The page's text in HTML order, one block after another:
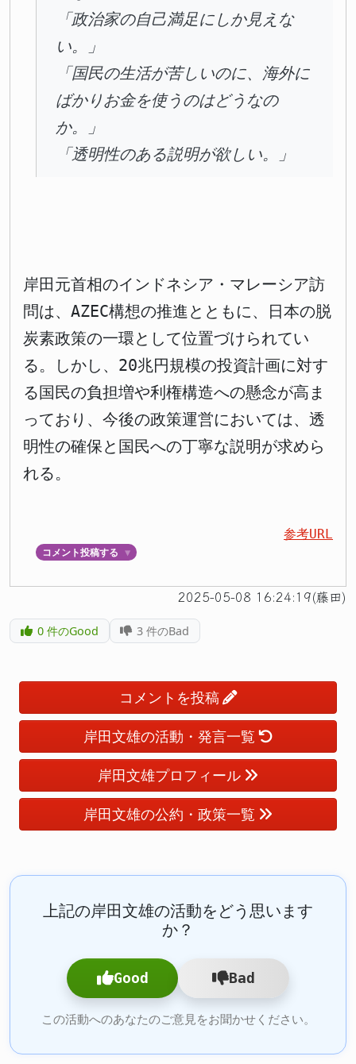
「政治家の自己満足にしか見えな
い。」
「国民の生活が苦しいのに、海外に
ばかりお金を使うのはどうなの
か。」
「透明性のある説明が欲しい。」
岸田元首相のインドネシア・マレーシア訪
問は、AZEC構想の推進とともに、日本の脱
炭素政策の一環として位置づけられてい
る。しかし、20兆円規模の投資計画に対す
る国民の負担増や利権構造への懸念が高ま
っており、今後の政策運営においては、透
明性の確保と国民への丁寧な説明が求めら
れる。
参考URL
コメント投稿する ▼
2025-05-08 16:24:19(藤田)
0件のGood 3 件のBad
コメントを投稿
岸田文雄の活動・発言一覧
岸田文雄プロフィール
岸田文雄の公約・政策一覧
上記の岸田文雄の活動をどう思います
か？
Good Bad
この活動へのあなたのご意見をお聞かせください。